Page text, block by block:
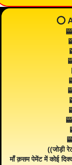
⭕️
((जोड़ी
माँ क़सम पेमेंट में कोई